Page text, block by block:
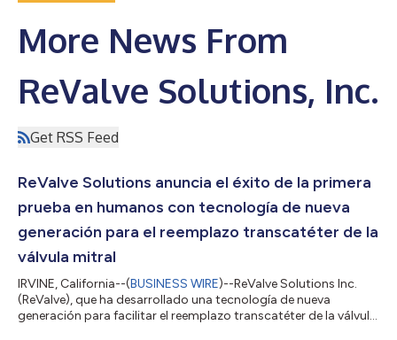
More News From
ReValve Solutions, Inc.
Get RSS Feed
ReValve Solutions anuncia el éxito de la primera
prueba en humanos con tecnología de nueva
generación para el reemplazo transcatéter de la
válvula mitral
IRVINE, California--(BUSINESS WIRE)--ReValve Solutions Inc.
(ReValve), que ha desarrollado una tecnología de nueva
generación para facilitar el reemplazo transcatéter de la válvula